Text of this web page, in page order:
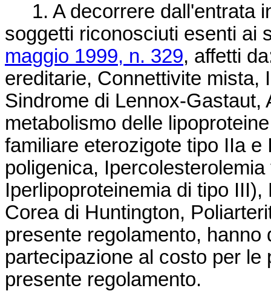
1. A decorrere dall'entrata
soggetti riconosciuti esenti ai
maggio 1999, n. 329, affetti
ereditarie, Connettivite mista,
Sindrome di Lennox-Gastaut,
metabolismo delle
familiare eterozigote tipo IIa
poligenica,
Iperlipoproteinemia di tipo
Corea di Huntington,
presente regolamento, hanno
partecipazione al costo per
presente regolamento.